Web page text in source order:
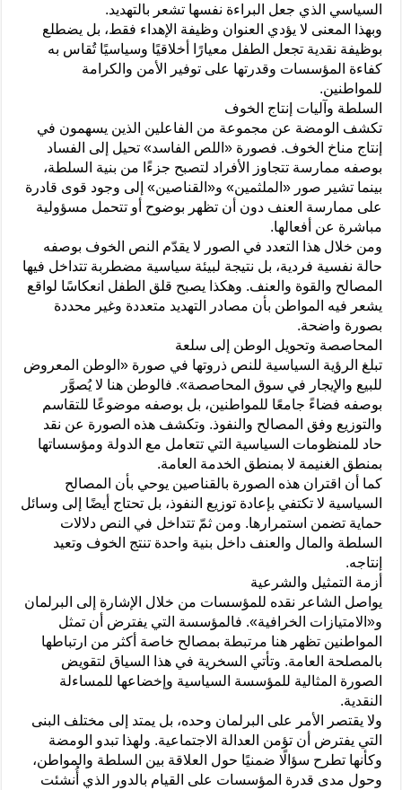
السياسي الذي جعل البراءة نفسها تشعر بالتهديد.
وبهذا المعنى لا يؤدي العنوان وظيفة الإهداء فقط، بل يضطلع
بوظيفة نقدية تجعل الطفل معيارًا أخلاقيًا وسياسيًا تُقاس به
كفاءة المؤسسات وقدرتها على توفير الأمن والكرامة
للمواطنين.
السلطة وآليات إنتاج الخوف
تكشف الومضة عن مجموعة من الفاعلين الذين يسهمون في
إنتاج مناخ الخوف. فصورة «اللص الفاسد» تحيل إلى الفساد
بوصفه ممارسة تتجاوز الأفراد لتصبح جزءًا من بنية السلطة،
بينما تشير صور «الملثمين» و«القناصين» إلى وجود قوى قادرة
على ممارسة العنف دون أن تظهر بوضوح أو تتحمل مسؤولية
مباشرة عن أفعالها.
ومن خلال هذا التعدد في الصور لا يقدّم النص الخوف بوصفه
حالة نفسية فردية، بل نتيجة لبيئة سياسية مضطربة تتداخل فيها
المصالح والقوة والعنف. وهكذا يصبح قلق الطفل انعكاسًا لواقع
يشعر فيه المواطن بأن مصادر التهديد متعددة وغير محددة
بصورة واضحة.
المحاصصة وتحويل الوطن إلى سلعة
تبلغ الرؤية السياسية للنص ذروتها في صورة «الوطن المعروض
للبيع والإيجار في سوق المحاصصة». فالوطن هنا لا يُصوَّر
بوصفه فضاءً جامعًا للمواطنين، بل بوصفه موضوعًا للتقاسم
والتوزيع وفق المصالح والنفوذ. وتكشف هذه الصورة عن نقد
حاد للمنظومات السياسية التي تتعامل مع الدولة ومؤسساتها
بمنطق الغنيمة لا بمنطق الخدمة العامة.
كما أن اقتران هذه الصورة بالقناصين يوحي بأن المصالح
السياسية لا تكتفي بإعادة توزيع النفوذ، بل تحتاج أيضًا إلى وسائل
حماية تضمن استمرارها. ومن ثمّ تتداخل في النص دلالات
السلطة والمال والعنف داخل بنية واحدة تنتج الخوف وتعيد
إنتاجه.
أزمة التمثيل والشرعية
يواصل الشاعر نقده للمؤسسات من خلال الإشارة إلى البرلمان
و«الامتيازات الخرافية». فالمؤسسة التي يفترض أن تمثل
المواطنين تظهر هنا مرتبطة بمصالح خاصة أكثر من ارتباطها
بالمصلحة العامة. وتأتي السخرية في هذا السياق لتقويض
الصورة المثالية للمؤسسة السياسية وإخضاعها للمساءلة
النقدية.
ولا يقتصر الأمر على البرلمان وحده، بل يمتد إلى مختلف البنى
التي يفترض أن تؤمن العدالة الاجتماعية. ولهذا تبدو الومضة
وكأنها تطرح سؤالًا ضمنيًا حول العلاقة بين السلطة والمواطن،
وحول مدى قدرة المؤسسات على القيام بالدور الذي أُنشئت